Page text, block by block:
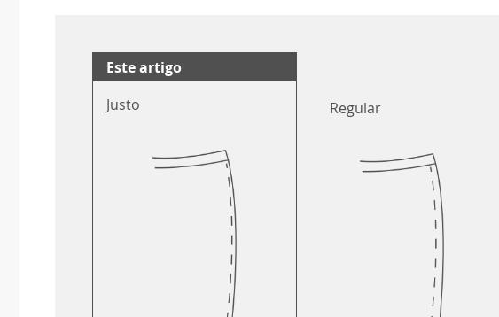
Este artigo
Justo
Regular